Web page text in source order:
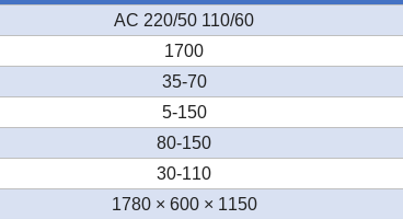
AC 220/50 110/60
1700
35-70
5-150
80-150
30-110
1150 × 600 × 1780